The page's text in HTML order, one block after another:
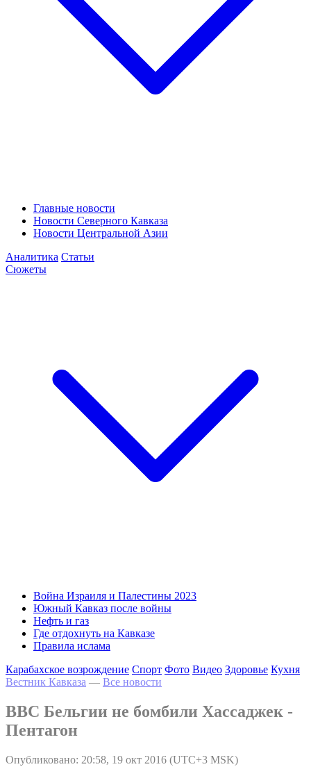
Главные новости
Новости Северного Кавказа
Новости Центральной Азии
Аналитика Статьи
Сюжеты
Война Израиля и Палестины 2023
Южный Кавказ после войны
Нефть и газ
Где отдохнуть на Кавказе
Правила ислама
Карабахское возрождение Спорт Фото Видео Здоровье Кухня
Вестник Кавказа — Все новости
ВВС Бельгии не бомбили Хассаджек -
Пентагон
Опубликовано: 20:58, 19 окт 2016 (UTC+3 MSK)